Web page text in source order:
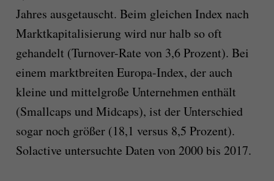
Jahres ausgetauscht. Beim gleichen Index nach
Marktkapitalisierung wird nur halb so oft
gehandelt (Turnover-Rate von 3,6 Prozent). Bei
einem marktbreiten Europa-Index, der auch
kleine und mittelgroße Unternehmen enthält
(Smallcaps und Midcaps), ist der Unterschied
sogar noch größer (18,1 versus 8,5 Prozent).
Solactive untersuchte Daten von 2000 bis 2017.